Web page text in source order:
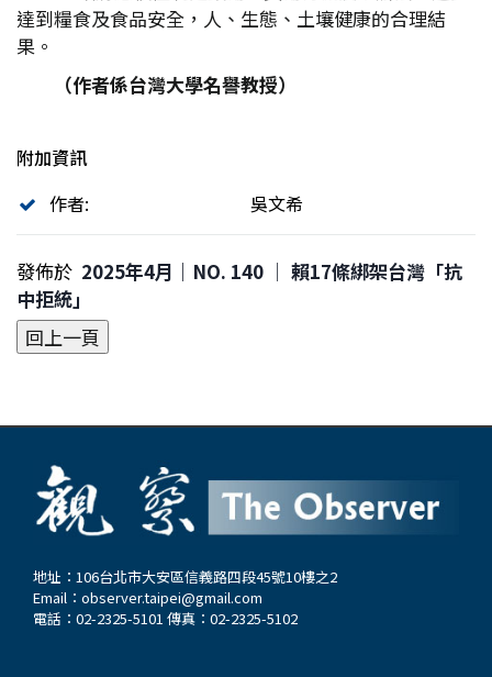
達到糧食及食品安全，人、生態、土壤健康的合理結
果。
（作者係台灣大學名譽教授）
附加資訊
作者:
吳文希
發佈於 2025年4月｜NO. 140 │ 賴17條綁架台灣「抗
中拒統」
地址：106台北市大安區信義路四段45號10樓之2
Email： observer.taipei@gmail.com
電話：02-2325-5101 傳真：02-2325-5102